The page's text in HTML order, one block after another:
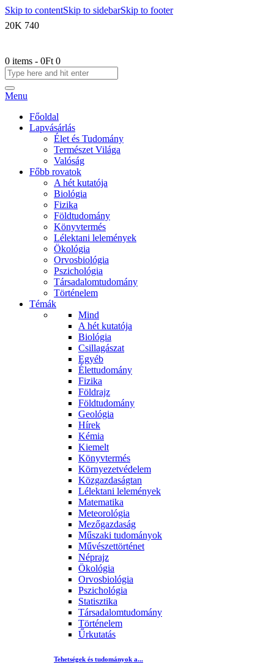
Skip to contentSkip to sidebarSkip to footer
20K 740
0 items - 0Ft 0
Menu
Főoldal
Lapvásárlás
Élet és Tudomány
Természet Világa
Valóság
Főbb rovatok
A hét kutatója
Biológia
Fizika
Földtudomány
Könyvtermés
Lélektani lelemények
Ökológia
Orvosbiológia
Pszichológia
Társadalomtudomány
Történelem
Témák
Mind
A hét kutatója
Biológia
Csillagászat
Egyéb
Élettudomány
Fizika
Földrajz
Földtudomány
Geológia
Hírek
Kémia
Kiemelt
Könyvtermés
Környezetvédelem
Közgazdaságtan
Lélektani lelemények
Matematika
Meteorológia
Mezőgazdaság
Műszaki tudományok
Művészettörténet
Néprajz
Ökológia
Orvosbiológia
Pszichológia
Statisztika
Társadalomtudomány
Történelem
Űrkutatás
Tehetségek és tudományok a...